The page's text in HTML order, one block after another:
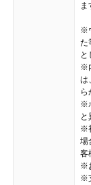
ま
※
た
と
※
は
ら
※
と
※
場
客
※
※